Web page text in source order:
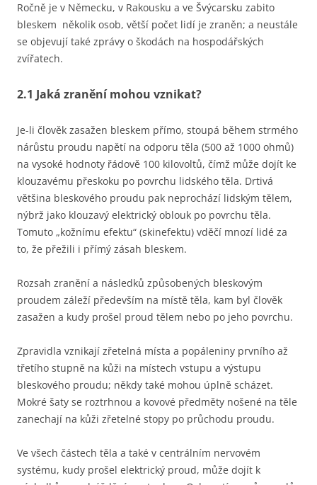
Ročně je v Německu, v Rakousku a ve Švýcarsku zabito
bleskem několik osob, větší počet lidí je zraněn; a neustále
se objevují také zprávy o škodách na hospodářských
zvířatech.
2.1 Jaká zranění mohou vznikat?
Je-li člověk zasažen bleskem přímo, stoupá během strmého
nárůstu proudu napětí na odporu těla (500 až 1000 ohmů)
na vysoké hodnoty řádově 100 kilovoltů, čímž může dojít ke
klouzavému přeskoku po povrchu lidského těla. Drtivá
většina bleskového proudu pak neprochází lidským tělem,
nýbrž jako klouzavý elektrický oblouk po povrchu těla.
Tomuto „kožnímu efektu“ (skinefektu) vděčí mnozí lidé za
to, že přežili i přímý zásah bleskem.
Rozsah zranění a následků způsobených bleskovým
proudem záleží především na místě těla, kam byl člověk
zasažen a kudy prošel proud tělem nebo po jeho povrchu.
Zpravidla vznikají zřetelná místa a popáleniny prvního až
třetího stupně na kůži na místech vstupu a výstupu
bleskového proudu; někdy také mohou úplně scházet.
Mokré šaty se roztrhnou a kovové předměty nošené na těle
zanechají na kůži zřetelné stopy po průchodu proudu.
Ve všech částech těla a také v centrálním nervovém
systému, kudy prošel elektrický proud, může dojít k